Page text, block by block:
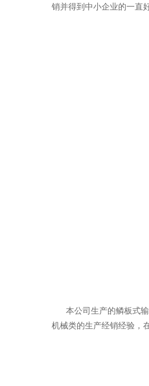
销并得到中小企业的一直
本公司生产的鳞板式输
机械类的生产经销经验，